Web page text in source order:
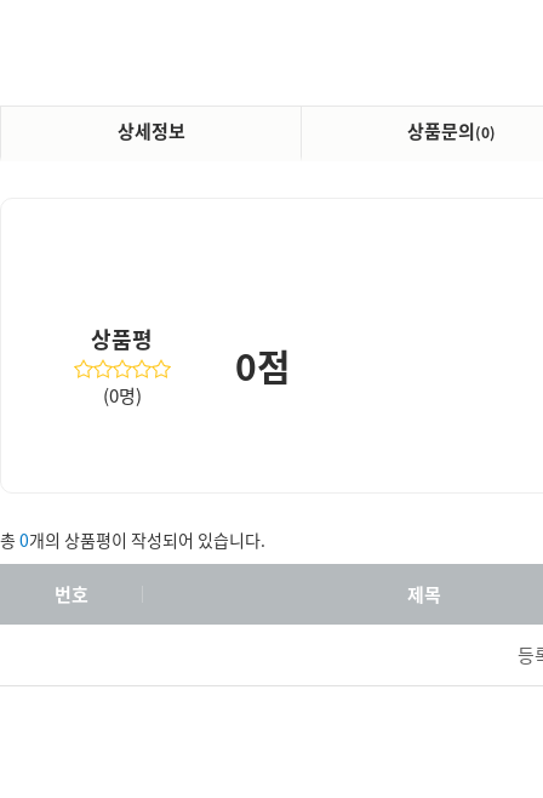
상세정보 상품문의(0)
상품평
(0명)
0점
총 0개의 상품평이 작성되어 있습니다.
번호 제목
등